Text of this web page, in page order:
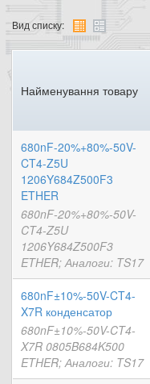
Вид списку:
Найменування товару
680nF-20%+80%-50V-
CT4-Z5U
1206Y684Z500F3
ETHER
680nF-20%+80%-50V-
CT4-Z5U
1206Y684Z500F3
ETHER; Аналоги: TS17
680nF±10%-50V-CT4-
X7R конденсатор
680nF±10%-50V-CT4-
X7R 0805B684K500
ETHER; Аналоги: TS17